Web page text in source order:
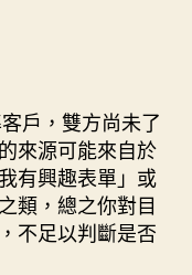
戶，雙方尚未了
來源可能來自於
有興趣表單」或
類，總之你對目
不足以判斷是否